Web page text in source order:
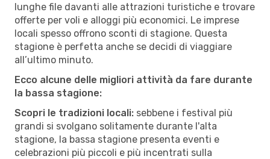
lunghe file davanti alle attrazioni turistiche e trovare
offerte per voli e alloggi più economici. Le imprese
locali spesso offrono sconti di stagione. Questa
stagione è perfetta anche se decidi di viaggiare
all’ultimo minuto.
Ecco alcune delle migliori attività da fare durante
la bassa stagione:
Scopri le tradizioni locali: sebbene i festival più
grandi si svolgano solitamente durante l'alta
stagione, la bassa stagione presenta eventi e
celebrazioni più piccoli e più incentrati sulla